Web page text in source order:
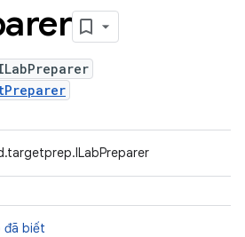
đã biết